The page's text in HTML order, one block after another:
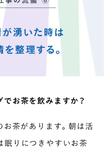
お茶を飲みますか？
茶があります。朝は活
眠りにつきやすいお茶